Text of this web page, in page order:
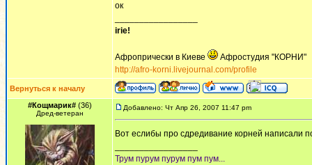
ок
irie!
Афропрически в Киеве
Афростудия "КОРНИ"
http://afro-korni.livejournal.com/profile
Вернуться к началу
#Кощмарик# (36)
Дред-ветеран
Добавлено: Чт Апр 26, 2007 11:47 pm
Вот еслибы про сдредивание корней написали
Трум пурум пурум пум пум...